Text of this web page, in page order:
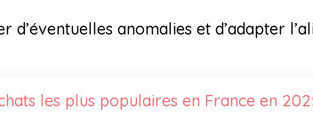
anomalies et d’adapter
les plus populaires en France en